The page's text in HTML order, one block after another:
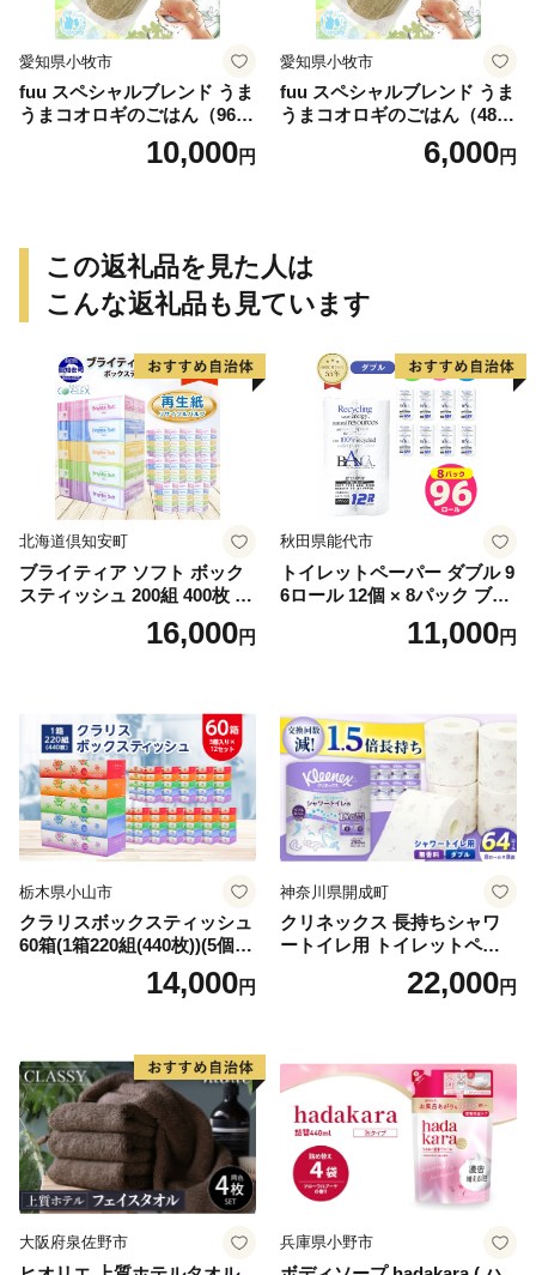
愛知県小牧市
fuu スペシャルブレンド うま
うまコオロギのごはん（960
10,000円
愛知県小牧市
fuu スペシャルブレンド うま
うまコオロギのごはん（480
6,000円
この返礼品を見た人は
こんな返礼品も見ています
北海道倶知安町
ブライティア ソフト ボック
スティッシュ 200組 400枚 60
箱 日本製 まとめ買い ティッ
シュ リサイクル 長持 防災 常
倶知安町 日用品
16,000円
秋田県能代市
トイレットペーパー ダブル 9
6ロール 12個 × 8パック ブラ
ンカ 再生紙 100％ 芯あり 日
用品 消耗品 無香料 生活用品
11,000円
栃木県小山市
クラリスボックスティッシュ
60箱(1箱220組(440枚))(5個入
り×12セット)【1256759】
14,000円
神奈川県開成町
クリネックス 長持ちシャワ
ートイレ用 トイレットペー
パー（ダブル）64ロール(8ロ
ール×8パック) 開成町 トイレ
蓄 防災 エコ 消耗品 生活雑貨
生活用品 無香料 トイレット
ペーパー ダブル といれっと
ぺーぱー トイレ クレシア ト
イレットペーパー [BDBH002
-1]
22,000円
大阪府泉佐野市 兵庫県小野市